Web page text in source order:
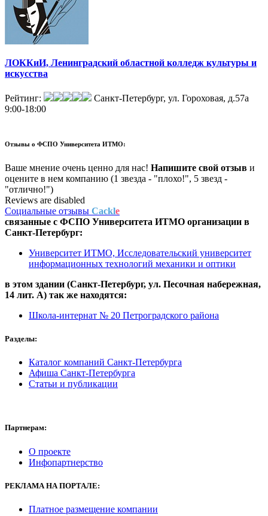
ЛОККиИ, Ленинградский областной колледж культуры и
искусства
Рейтинг:
Санкт-Петербург, ул. Гороховая, д.57а
9:00-18:00
Отзывы о ФСПО Университета ИТМО:
Ваше мнение очень ценно для нас! Напишите свой отзыв и
оцените в нем компанию (1 звезда - "плохо!", 5 звезд -
"отлично!")
Reviews are disabled
Социальные отзывы Cackle
связанные с ФСПО Университета ИТМО организации в
Санкт-Петербург:
Университет ИТМО, Исследовательский университет
информационных технологий механики и оптики
в этом здании (Санкт-Петербург, ул. Песочная набережная,
14 лит. А) так же находятся:
Школа-интернат № 20 Петроградского района
Разделы:
Каталог компаний Санкт-Петербурга
Афиша Санкт-Петербурга
Статьи и публикации
Партнерам:
О проекте
Инфопартнерство
РЕКЛАМА НА ПОРТАЛЕ:
Платное размещение компании